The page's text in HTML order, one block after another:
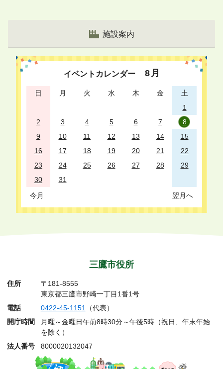
施設案内
イベントカレンダー 8 月
日 月 火 水 木 金
土
1
2
3 4 5 6 7
8
9
10 11 12 13 14
15
16
17 18 19 20 21
22
23
24 25 26 27 28
29
30
31
今月 翌月へ
三鷹市役所
住所
〒181-8555
東京都三鷹市野崎一丁目1番1号
電話
0422-45-1151（代表）
開庁時間
月曜～金曜日午前8時30分～午後5時（祝日、年末年始
を除く）
法人番号
8000020132047